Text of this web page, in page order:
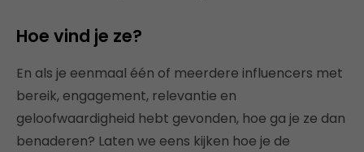
Hoe vind je ze?
En als je eenmaal één of meerdere influencers met
bereik, engagement, relevantie en
geloofwaardigheid hebt gevonden, hoe ga je ze dan
benaderen? Laten we eens kijken hoe je de